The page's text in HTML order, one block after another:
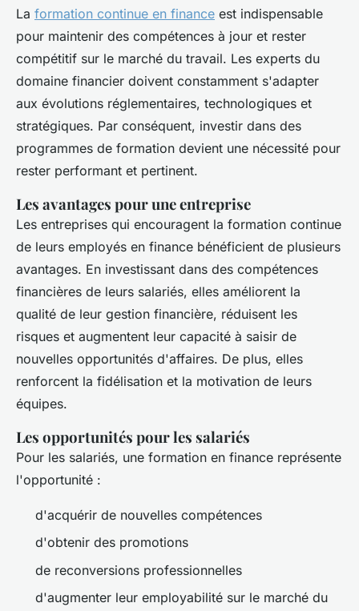
La formation continue en finance est indispensable
pour maintenir des compétences à jour et rester
compétitif sur le marché du travail. Les experts du
domaine financier doivent constamment s'adapter
aux évolutions réglementaires, technologiques et
stratégiques. Par conséquent, investir dans des
programmes de formation devient une nécessité pour
rester performant et pertinent.
Les avantages pour une entreprise
Les entreprises qui encouragent la formation continue
de leurs employés en finance bénéficient de plusieurs
avantages. En investissant dans des compétences
financières de leurs salariés, elles améliorent la
qualité de leur gestion financière, réduisent les
risques et augmentent leur capacité à saisir de
nouvelles opportunités d'affaires. De plus, elles
renforcent la fidélisation et la motivation de leurs
équipes.
Les opportunités pour les salariés
Pour les salariés, une formation en finance représente
l'opportunité :
d'acquérir de nouvelles compétences
d'obtenir des promotions
de reconversions professionnelles
d'augmenter leur employabilité sur le marché du